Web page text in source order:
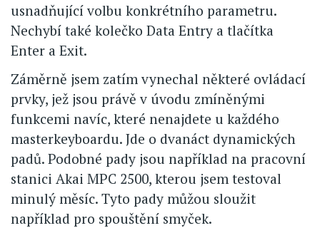
usnadňující volbu konkrétního parametru.
Nechybí také kolečko Data Entry a tlačítka
Enter a Exit.
Záměrně jsem zatím vynechal některé ovládací
prvky, jež jsou právě v úvodu zmíněnými
funkcemi navíc, které nenajdete u každého
masterkeyboardu. Jde o dvanáct dynamických
padů. Podobné pady jsou například na pracovní
stanici Akai MPC 2500, kterou jsem testoval
minulý měsíc. Tyto pady můžou sloužit
například pro spouštění smyček.